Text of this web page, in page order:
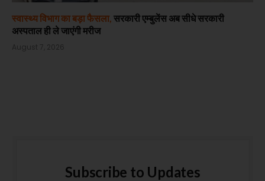
स्वास्थ्य विभाग का बड़ा फैसला, सरकारी एम्बुलेंस अब सीधे सरकारी
अस्पताल ही ले जाएंगी मरीज
August 7, 2026
Subscribe to Updates